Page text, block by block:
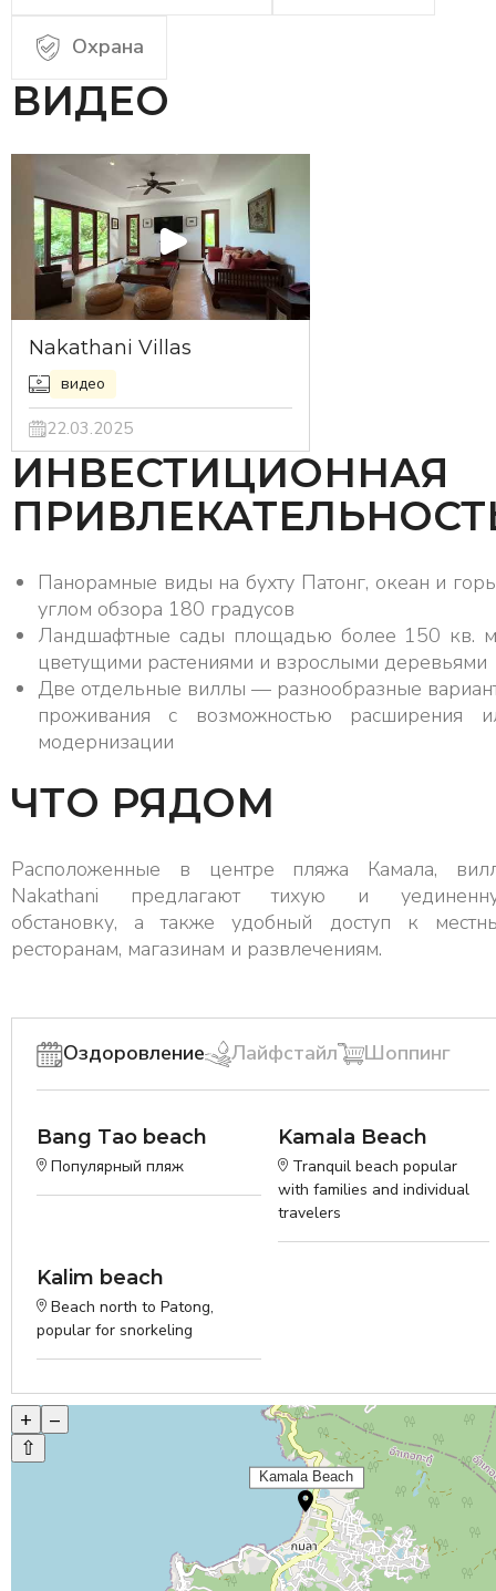
Охрана
ВИДЕО
Nakathani Villas
видео
22.03.2025
ИНВЕСТИЦИОННАЯ
Панорамные виды на бухту Патонг, океан и
углом обзора 180 градусов
Ландшафтные сады площадью более 150 кв.
цветущими растениями и взрослыми деревьями
Две отдельные виллы — разнообразные
проживания с возможностью расширения
модернизации
ЧТО РЯДОМ
Расположенные в центре пляжа Камала,
Nakathani предлагают тихую и
обстановку, а также удобный доступ к
ресторанам, магазинам и развлечениям.
Оздоровление Лайфстайл Шоппинг
Bang Tao beach
Популярный пляж
Kamala Beach
Tranquil beach popular
with families and individual
travelers
Kalim beach
Beach north to Patong,
popular for snorkeling
+
–
⇧